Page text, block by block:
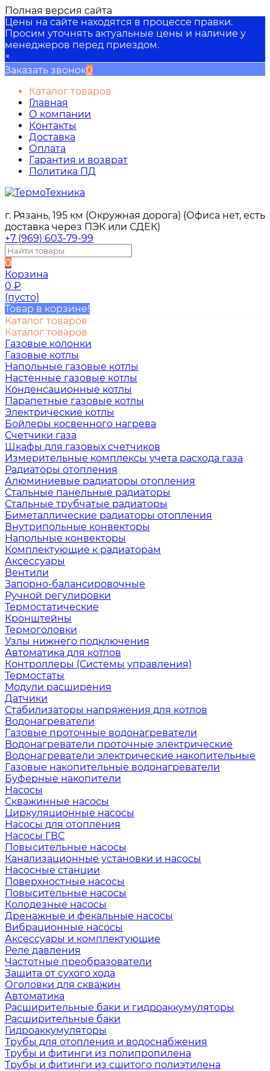
Полная версия сайта
Цены на сайте находятся в процессе правки.
Просим уточнять актуальные цены и наличие у
менеджеров перед приездом.
×
Заказать звонок0
Каталог товаров
Главная
О компании
Контакты
Доставка
Оплата
Гарантия и возврат
Политика ПД
г. Рязань, 195 км (Окружная дорога) (Офиса нет, есть
доставка через ПЭК или СДЕК)
+7 (969) 603-79-99
0
Корзина
0 ₽
(пусто)
Товар в корзине!
Каталог товаров
Каталог товаров
Газовые колонки
Газовые котлы
Напольные газовые котлы
Настенные газовые котлы
Конденсационные котлы
Парапетные газовые котлы
Электрические котлы
Бойлеры косвенного нагрева
Счетчики газа
Шкафы для газовых счетчиков
Измерительные комплексы учета расхода газа
Радиаторы отопления
Алюминиевые радиаторы отопления
Стальные панельные радиаторы
Стальные трубчатые радиаторы
Биметаллические радиаторы отопления
Внутрипольные конвекторы
Напольные конвекторы
Комплектующие к радиаторам
Аксессуары
Вентили
Запорно-балансировочные
Ручной регулировки
Термостатические
Кронштейны
Термоголовки
Узлы нижнего подключения
Автоматика для котлов
Контроллеры (Системы управления)
Термостаты
Модули расширения
Датчики
Стабилизаторы напряжения для котлов
Водонагреватели
Газовые проточные водонагреватели
Водонагреватели проточные электрические
Водонагреватели электрические накопительные
Газовые накопительные водонагреватели
Буферные накопители
Насосы
Скважинные насосы
Циркуляционные насосы
Насосы для отопления
Насосы ГВС
Повысительные насосы
Канализационные установки и насосы
Насосные станции
Поверхностные насосы
Повысительные насосы
Колодезные насосы
Дренажные и фекальные насосы
Вибрационные насосы
Аксессуары и комплектующие
Реле давления
Частотные преобразователи
Защита от сухого хода
Оголовки для скважин
Автоматика
Расширительные баки и гидроаккумуляторы
Расширительные баки
Гидроаккумуляторы
Трубы для отопления и водоснабжения
Трубы и фитинги из полипропилена
Трубы и фитинги из сшитого полиэтилена